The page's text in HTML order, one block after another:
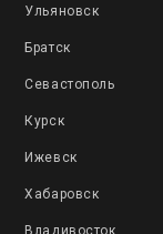
Ульяновск
Братск
Севастополь
Курск
Ижевск
Хабаровск
Владивосток